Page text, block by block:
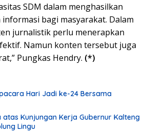
SDM dalam menghasilkan
bagi masyarakat. Dalam
jurnalistik perlu menerapkan
Namun konten tersebut juga
Pungkas Hendry. (*)
Hari Jadi ke-24 Bersama
atas Kunjungan Kerja Gubernur Kalteng
Lingu